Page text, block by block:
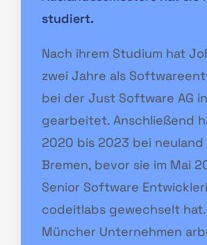
studiert.
Nach ihrem Studium hat
zwei Jahre als
bei der Just Software AG
gearbeitet. Anschließend
2020 bis 2023 bei neuland
Bremen, bevor sie im Mai
Senior Software
codeitlabs gewechselt hat.
Müncher Unternehmen